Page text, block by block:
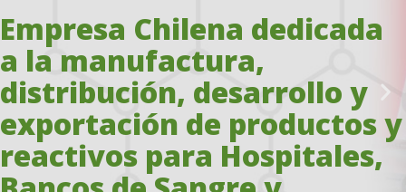
Empresa Chilena dedicada
a la manufactura,
distribución, desarrollo y
exportación de productos y
reactivos para Hospitales,